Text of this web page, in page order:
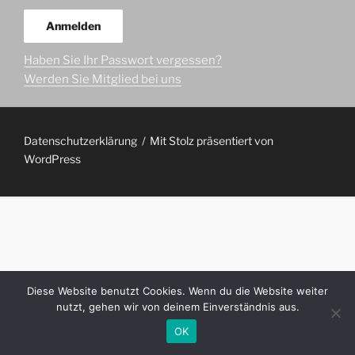
Haben Sie Ihr Passwort vergessen?
Werden Sie Mitglied bei uns
Datenschutzerklärung
Mit Stolz präsentiert von
WordPress
Diese Website benutzt Cookies. Wenn du die Website weiter
nutzt, gehen wir von deinem Einverständnis aus.
OK